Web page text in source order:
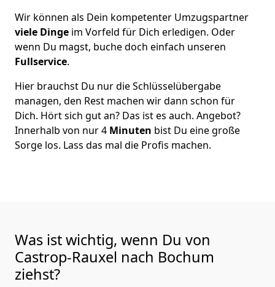
Wir können als Dein kompetenter Umzugspartner
viele Dinge im Vorfeld für Dich erledigen. Oder
wenn Du magst, buche doch einfach unseren
Fullservice.
Hier brauchst Du nur die Schlüsselübergabe
managen, den Rest machen wir dann schon für
Dich. Hört sich gut an? Das ist es auch. Angebot?
Innerhalb von nur 4 Minuten bist Du eine große
Sorge los. Lass das mal die Profis machen.
Was ist wichtig, wenn Du von
Castrop-Rauxel nach Bochum
ziehst?